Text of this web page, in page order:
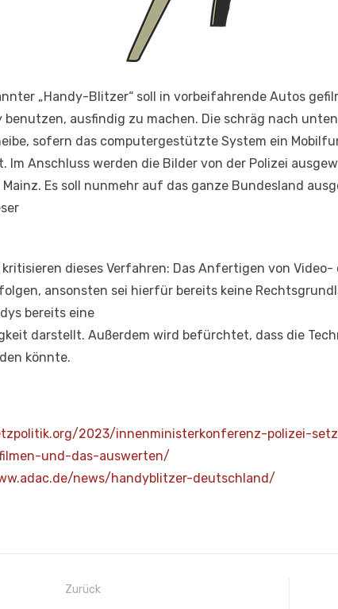
„Handy-Blitzer“ soll in vorbeifahrende Autos
benutzen, ausfindig zu machen. Die schräg nach
sofern das computergestützte System ein
Im Anschluss werden die Bilder von der Polizei
Mainz. Es soll nunmehr auf das ganze Bundesland
dieses Verfahren: Das Anfertigen von
ansonsten sei hierfür bereits keine
bereits eine
darstellt. Außerdem wird befürchtet, dass die
könnte.
2023/innenministerkonferenz-polizei-
und-das-auswerten/
news/handyblitzer-deutschland/
Zurück